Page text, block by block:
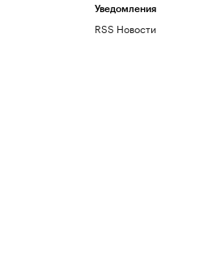
Уведомления
RSS Новости